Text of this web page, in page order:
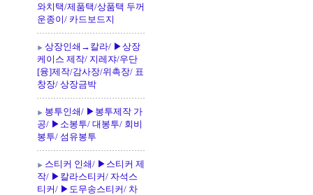
와치택/제품택/상품택 두꺼
운종이/ 카드보드지
상장인쇄→칼라/ ▶상장
케이스 제작/ 지레쟈/우단
[융]제작/감사장/위촉장/ 표
창장/ 상장금박
봉투인쇄/ ▶봉투제작 가
공/ ▶소봉투/ 대봉투/ 회비
봉투/ 섬유봉투
스티커 인쇄/ ▶스티커 제
작/ ▶칼라스티커/ 자석스
티커/ ▶도무송스티커/ 차